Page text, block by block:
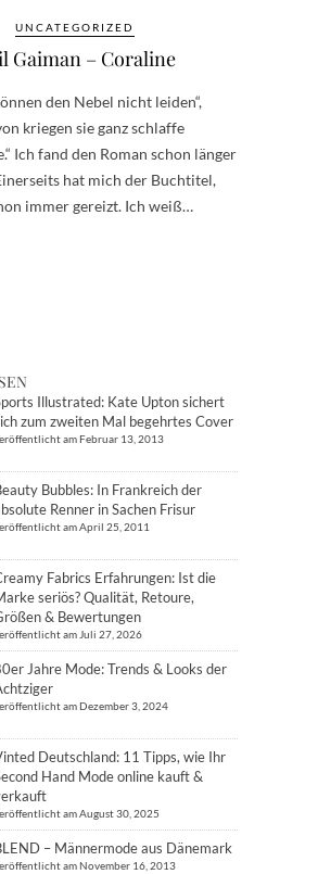
UNCATEGORIZED
Gaiman – Coraline
den Nebel nicht leiden“,
kriegen sie ganz schlaffe
Ich fand den Roman schon länger
hat mich der Buchtitel,
immer gereizt. Ich weiß…
Illustrated: Kate Upton sichert
zum zweiten Mal begehrtes Cover
am Februar 13, 2013
Bubbles: In Frankreich der
Renner in Sachen Frisur
am April 25, 2011
Fabrics Erfahrungen: Ist die
seriös? Qualität, Retoure,
& Bewertungen
am Juli 27, 2026
Jahre Mode: Trends & Looks der
am Dezember 3, 2024
Deutschland: 11 Tipps, wie Ihr
Hand Mode online kauft &
am August 30, 2025
– Männermode aus Dänemark
am November 16, 2013